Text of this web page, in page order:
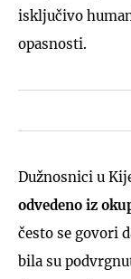
isključivo
opasnosti.
Dužnosnici u
odvedeno iz
često se govori
bila su